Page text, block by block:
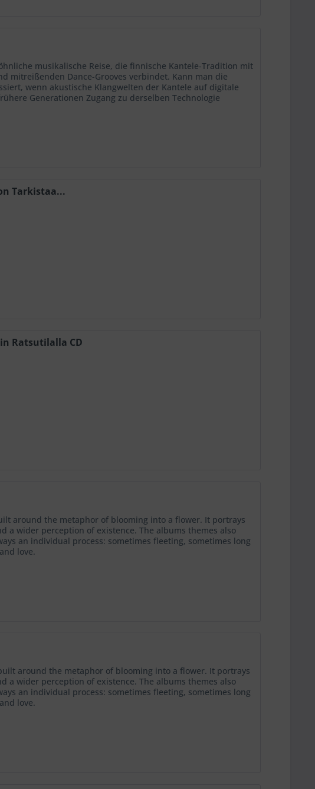
musikalische Reise, die finnische Kantele-Tradition mit
mitreißenden Dance-Grooves verbindet. Kann man die
wenn akustische Klangwelten der Kantele auf digitale
Generationen Zugang zu derselben Technologie
Tarkistaa...
Ratsutilalla CD
around the metaphor of blooming into a flower. It portrays
a wider perception of existence. The albums themes also
an individual process: sometimes fleeting, sometimes long
love.
around the metaphor of blooming into a flower. It portrays
a wider perception of existence. The albums themes also
an individual process: sometimes fleeting, sometimes long
love.